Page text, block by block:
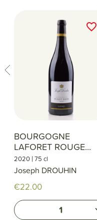
BOURGOGNE
LAFORET ROUGE...
2020 |75 cl
Joseph DROUHIN
€22.00
1
favorite_border